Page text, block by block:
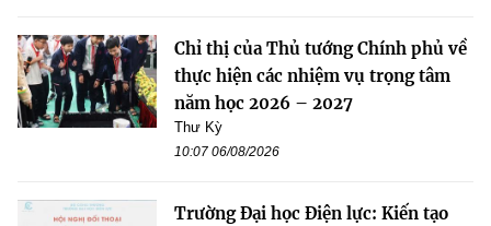
Chỉ thị của Thủ tướng Chính phủ về
thực hiện các nhiệm vụ trọng tâm
năm học 2026 – 2027
Thư Kỳ
10:07 06/08/2026
Trường Đại học Điện lực: Kiến tạo